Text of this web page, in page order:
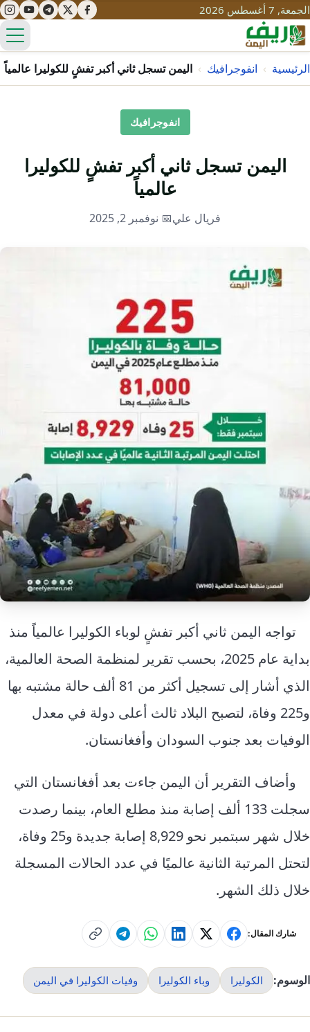
الجمعة, 7 أغسطس 2026
مياه
قصص نجاح
التلوث
حلول
نساء
الرئيسية › انفوجرافيك › اليمن تسجل ثاني أكبر تفشٍ للكوليرا عالمياً
انفوجرافيك
اليمن تسجل ثاني أكبر تفشٍ للكوليرا
عالمياً
فريال علي📅 نوفمبر 2, 2025
تواجه اليمن ثاني أكبر تفشٍ لوباء الكوليرا عالمياً منذ
بداية عام 2025، بحسب تقرير لمنظمة الصحة العالمية،
الذي أشار إلى تسجيل أكثر من 81 ألف حالة مشتبه بها
و225 وفاة، لتصبح البلاد ثالث أعلى دولة في معدل
الوفيات بعد جنوب السودان وأفغانستان.
وأضاف التقرير أن اليمن جاءت بعد أفغانستان التي
سجلت 133 ألف إصابة منذ مطلع العام، بينما رصدت
خلال شهر سبتمبر نحو 8,929 إصابة جديدة و25 وفاة،
لتحتل المرتبة الثانية عالميًا في عدد الحالات المسجلة
خلال ذلك الشهر.
شارك المقال:
الوسوم: الكوليرا وباء الكوليرا وفيات الكوليرا في اليمن